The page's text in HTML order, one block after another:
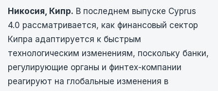
Никосия, Кипр. В последнем выпуске Cyprus
4.0 рассматривается, как финансовый сектор
Кипра адаптируется к быстрым
технологическим изменениям, поскольку банки,
регулирующие органы и финтех-компании
реагируют на глобальные изменения в